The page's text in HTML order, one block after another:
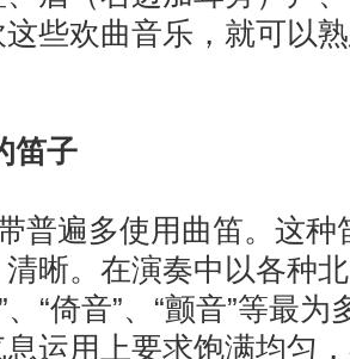
些欢曲音乐，就可以
笛子
遍多使用曲笛。这种
晰。在演奏中以各种
、“倚音”、“颤音”等最
息运用上要求饱满均匀